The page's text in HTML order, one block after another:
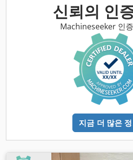
신뢰의 인
Machineseeker 인
지금 더 많은